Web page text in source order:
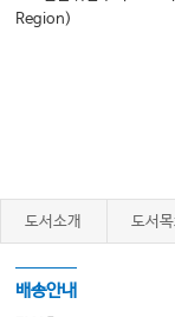
Region)
Region)
14. 얼굴위험구역 5 –
15. 얼굴위험구역 6 –
Region)
도서소개 도서
배송안내